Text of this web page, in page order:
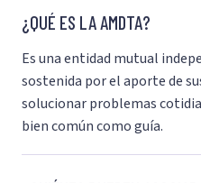
¿QUÉ ES LA AMDTA?
Es una entidad mutual
sostenida por el aporte de
solucionar problemas
bien común como guía.